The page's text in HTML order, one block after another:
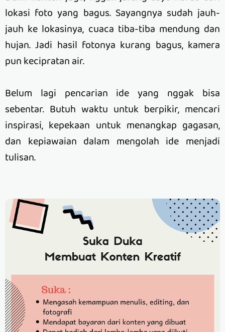
lokasi foto yang bagus. Sayangnya sudah jauh-
jauh ke lokasinya, cuaca tiba-tiba mendung dan
hujan. Jadi hasil fotonya kurang bagus, kamera
pun kecipratan air.
Belum lagi pencarian ide yang nggak bisa
sebentar. Butuh waktu untuk berpikir, mencari
inspirasi, kepekaan untuk menangkap gagasan,
dan kepiawaian dalam mengolah ide menjadi
tulisan.